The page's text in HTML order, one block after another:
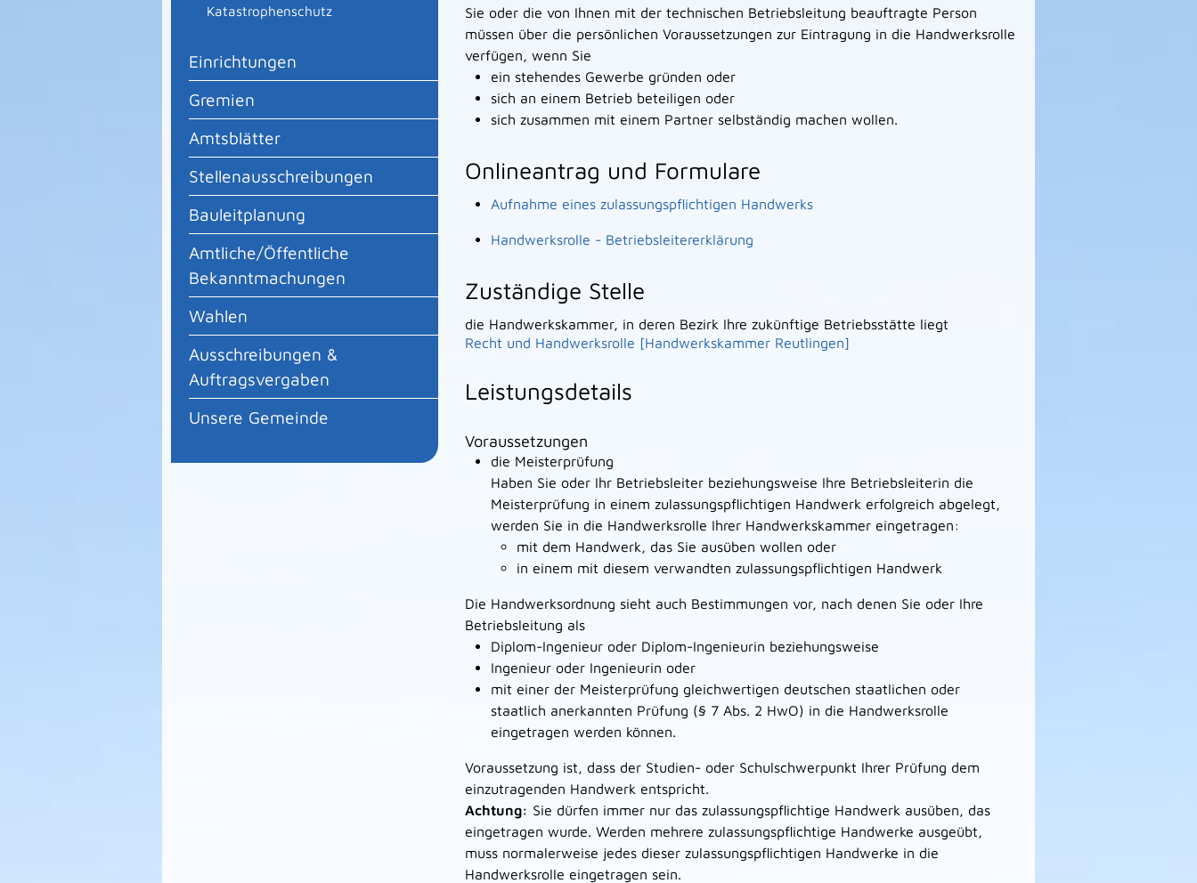
Katastrophenschutz
Einrichtungen
Gremien
Amtsblätter
Stellenausschreibungen
Bauleitplanung
Amtliche/Öffentliche
Bekanntmachungen
Wahlen
Ausschreibungen &
Auftragsvergaben
Unsere Gemeinde
Sie oder die von Ihnen mit der technischen Betriebsleitung beauftragte Person
müssen über die persönlichen Voraussetzungen zur Eintragung in die Handwerksrolle
verfügen, wenn Sie
ein stehendes Gewerbe gründen oder
sich an einem Betrieb beteiligen oder
sich zusammen mit einem Partner selbständig machen wollen.
Onlineantrag und Formulare
Aufnahme eines zulassungspflichtigen Handwerks
Handwerksrolle - Betriebsleitererklärung
Zuständige Stelle
die Handwerkskammer, in deren Bezirk Ihre zukünftige Betriebsstätte liegt
Recht und Handwerksrolle [Handwerkskammer Reutlingen]
Leistungsdetails
Voraussetzungen
die Meisterprüfung
Haben Sie oder Ihr Betriebsleiter beziehungsweise Ihre Betriebsleiterin die
Meisterprüfung in einem zulassungspflichtigen Handwerk erfolgreich abgelegt,
werden Sie in die Handwerksrolle Ihrer Handwerkskammer eingetragen:
mit dem Handwerk, das Sie ausüben wollen oder
in einem mit diesem verwandten zulassungspflichtigen Handwerk
Die Handwerksordnung sieht auch Bestimmungen vor, nach denen Sie oder Ihre
Betriebsleitung als
Diplom-Ingenieur oder Diplom-Ingenieurin beziehungsweise
Ingenieur oder Ingenieurin oder
mit einer der Meisterprüfung gleichwertigen deutschen staatlichen oder
staatlich anerkannten Prüfung (§ 7 Abs. 2 HwO) in die Handwerksrolle
eingetragen werden können.
Voraussetzung ist, dass der Studien- oder Schulschwerpunkt Ihrer Prüfung dem
einzutragenden Handwerk entspricht.
Achtung: Sie dürfen immer nur das zulassungspflichtige Handwerk ausüben, das
eingetragen wurde. Werden mehrere zulassungspflichtige Handwerke ausgeübt,
muss normalerweise jedes dieser zulassungspflichtigen Handwerke in die
Handwerksrolle eingetragen sein.